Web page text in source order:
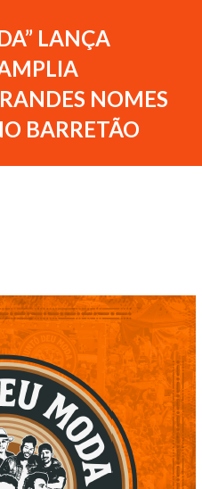
LANÇA
NOMES
BARRETÃO